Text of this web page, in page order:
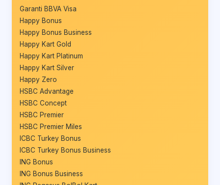
Garanti BBVA Visa
Happy Bonus
Happy Bonus Business
Happy Kart Gold
Happy Kart Platinum
Happy Kart Silver
Happy Zero
HSBC Advantage
HSBC Concept
HSBC Premier
HSBC Premier Miles
ICBC Turkey Bonus
ICBC Turkey Bonus Business
ING Bonus
ING Bonus Business